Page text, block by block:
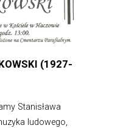
(1927-
Stanisława
ludowego,